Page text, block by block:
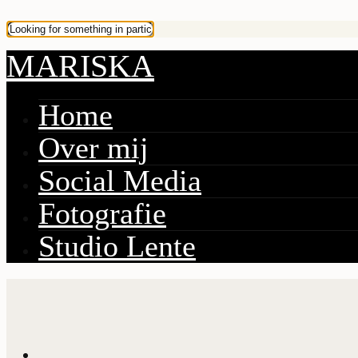
MARISKA
Home
Over mij
Social Media
Fotografie
Studio Lente